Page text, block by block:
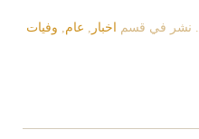
. نشر في قسم اخبار , عام, وفيات